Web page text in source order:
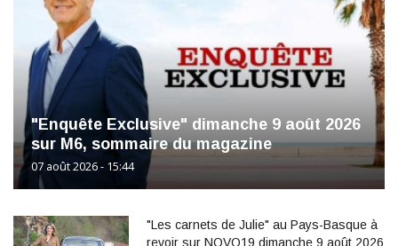
"Enquête Exclusive" dimanche 9 août 2026
sur M6, sommaire du magazine
07 août 2026 - 15:44
"Les carnets de Julie" au Pays-Basque à
revoir sur NOVO19 dimanche 9 août 2026